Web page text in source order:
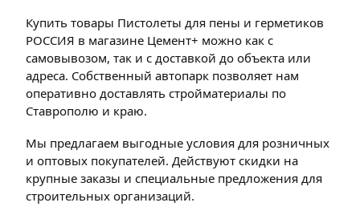
Купить товары Пистолеты для пены и герметиков
РОССИЯ в магазине Цемент+ можно как с
самовывозом, так и с доставкой до объекта или
адреса. Собственный автопарк позволяет нам
оперативно доставлять стройматериалы по
Ставрополю и краю.
Мы предлагаем выгодные условия для розничных
и оптовых покупателей. Действуют скидки на
крупные заказы и специальные предложения для
строительных организаций.